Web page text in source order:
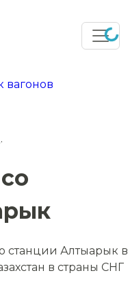
вагонов
станции Алтыарык в
в страны СНГ